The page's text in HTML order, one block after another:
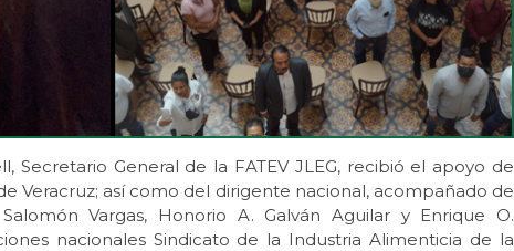
Secretario General de la FATEV JLEG, recibió el apoyo de
Veracruz; así como del dirigente nacional, acompañado de
Vargas, Honorio A. Galván Aguilar y Enrique O.
nacionales Sindicato de la Industria Alimenticia de la